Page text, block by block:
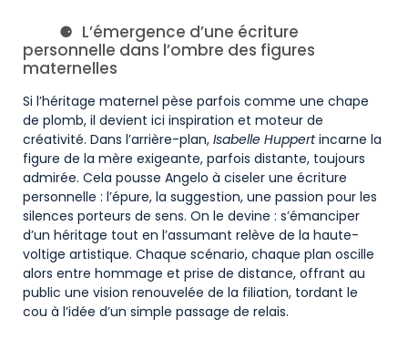
L’émergence d’une écriture
personnelle dans l’ombre des figures
maternelles
Si l’héritage maternel pèse parfois comme une chape
de plomb, il devient ici inspiration et moteur de
créativité. Dans l’arrière-plan, Isabelle Huppertincarne la
figure de la mère exigeante, parfois distante, toujours
admirée. Cela pousse Angelo à ciseler une écriture
personnelle : l’épure, la suggestion, une passion pour les
silences porteurs de sens. On le devine : s’émanciper
d’un héritage tout en l’assumant relève de la haute-
voltige artistique. Chaque scénario, chaque plan oscille
alors entre hommage et prise de distance, offrant au
public une vision renouvelée de la filiation, tordant le
cou à l’idée d’un simple passage de relais.